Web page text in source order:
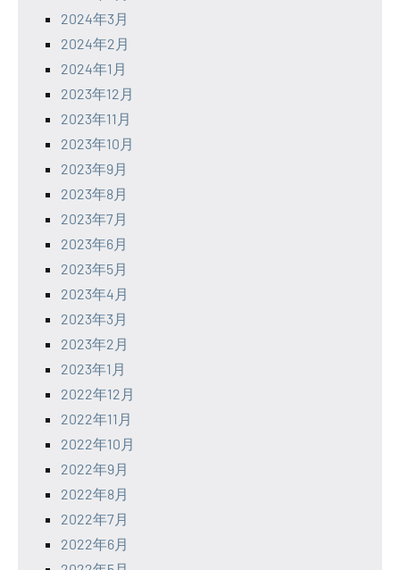
2024年3月
2024年2月
2024年1月
2023年12月
2023年11月
2023年10月
2023年9月
2023年8月
2023年7月
2023年6月
2023年5月
2023年4月
2023年3月
2023年2月
2023年1月
2022年12月
2022年11月
2022年10月
2022年9月
2022年8月
2022年7月
2022年6月